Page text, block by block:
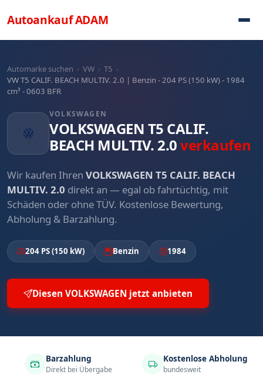
AutoankaufADAM
Automarke suchen › VW › T5 ›
VW T5 CALIF. BEACH MULTIV. 2.0 | Benzin - 204 PS (150 kW) - 1984
cm³ - 0603 BFR
VOLKSWAGEN
VOLKSWAGEN T5 CALIF.
BEACH MULTIV. 2.0verkaufen
Wir kaufen Ihren VOLKSWAGEN T5 CALIF. BEACH
MULTIV. 2.0 direkt an — egal ob fahrtüchtig, mit
Schäden oder ohne TÜV. Kostenlose Bewertung,
Abholung & Barzahlung.
204 PS (150 kW) Benzin 1984
Diesen VOLKSWAGEN jetzt anbieten
Barzahlung
Direkt bei Übergabe
Kostenlose Abholung
bundesweit